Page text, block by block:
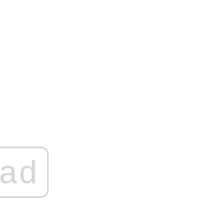
ad